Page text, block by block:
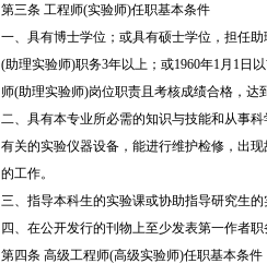
第三条 工程师(实验师)任职基本条件
一、具有博士学位；或具有硕士学位，担任
(助理实验师)职务3年以上；或1960年1月1日
师(助理实验师)岗位职责且考核成绩合格，达
二、具有本专业所必需的知识与技能和从事
有关的实验仪器设备，能进行维护检修，出
的工作。
三、指导本科生的实验课或协助指导研究生的
四、在公开发行的刊物上至少发表第一作者职
第四条 高级工程师(高级实验师)任职基本条件